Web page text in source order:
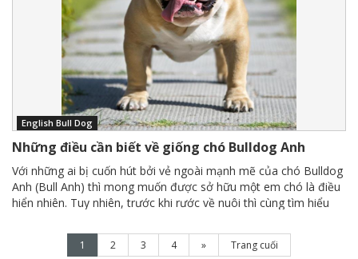
English Bull Dog
Những điều cần biết về giống chó Bulldog Anh
Với những ai bị cuốn hút bởi vẻ ngoài mạnh mẽ của chó Bulldog
Anh (Bull Anh) thì mong muốn được sở hữu một em chó là điều
hiển nhiên. Tuy nhiên, trước khi rước về nuôi thì cùng tìm hiểu
những thông tin này sẽ giúp bạn có thể cân nhắc kỹ hơn về sự
phù hợp trước khi quyết định mua em chó này về nuôi.
1 2 3 4 » Trang cuối